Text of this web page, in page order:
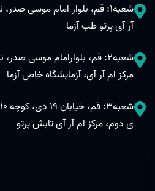
آر آی پرتو طب آزما
مرکز ام آر آی، آزمایشگاه خاص آزما
ی دوم، مرکز ام آر آی تابش پرتو